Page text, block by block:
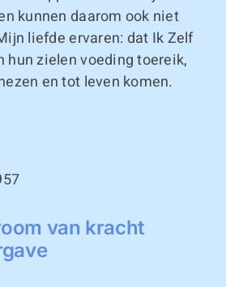
kunnen daarom ook niet
liefde ervaren: dat Ik Zelf
hun zielen voeding toereik,
en tot leven komen.
van kracht